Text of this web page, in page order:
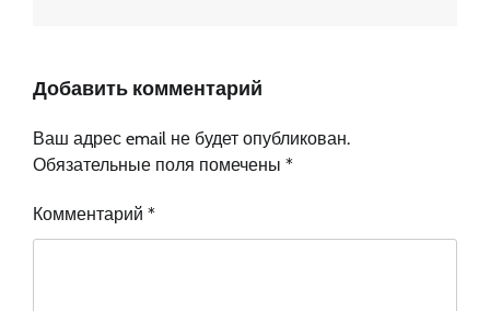
Добавить комментарий
Ваш адрес email не будет опубликован.
Обязательные поля помечены *
Комментарий *